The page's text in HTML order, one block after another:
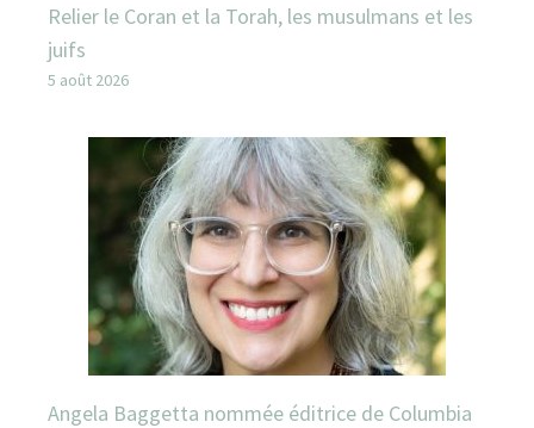
Relier le Coran et la Torah, les musulmans et les
juifs
5 août 2026
Angela Baggetta nommée éditrice de Columbia